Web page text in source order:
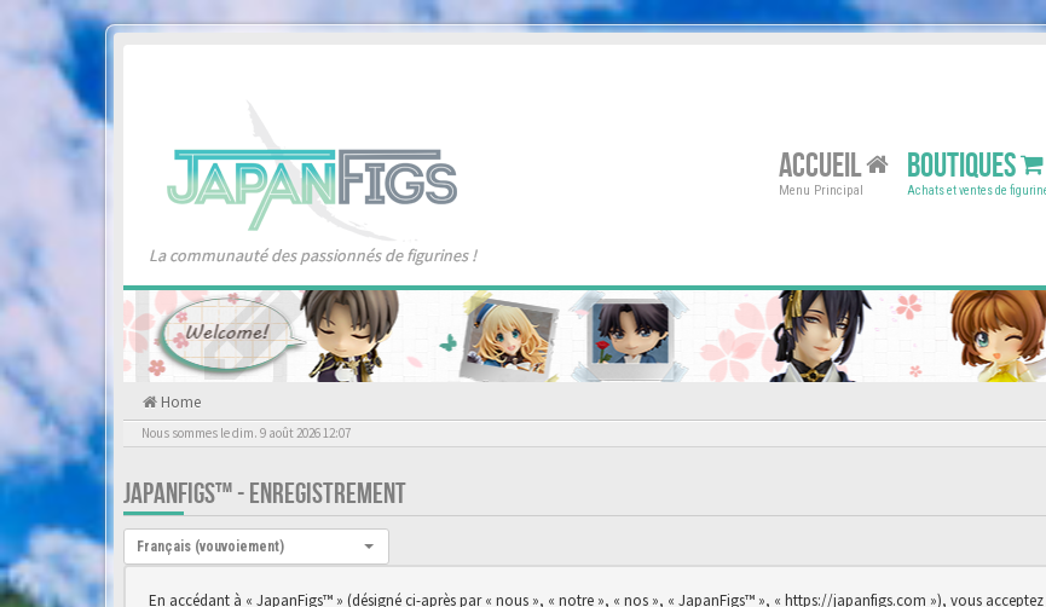
La communauté des passionnés de figurines !
ACCUEIL
Menu Principal
BOUTIQUES
Achats et ventes de
Home
Nous sommes le dim. 9 août 2026 12:07
JAPANFIGS™ - ENREGISTREMENT
Langue :
Français (vouvoiement)
En accédant à « JapanFigs™ » (désigné ci-après par « nous », « notre », « nos », « JapanFigs™ », « https://japanfigs.com »), vous